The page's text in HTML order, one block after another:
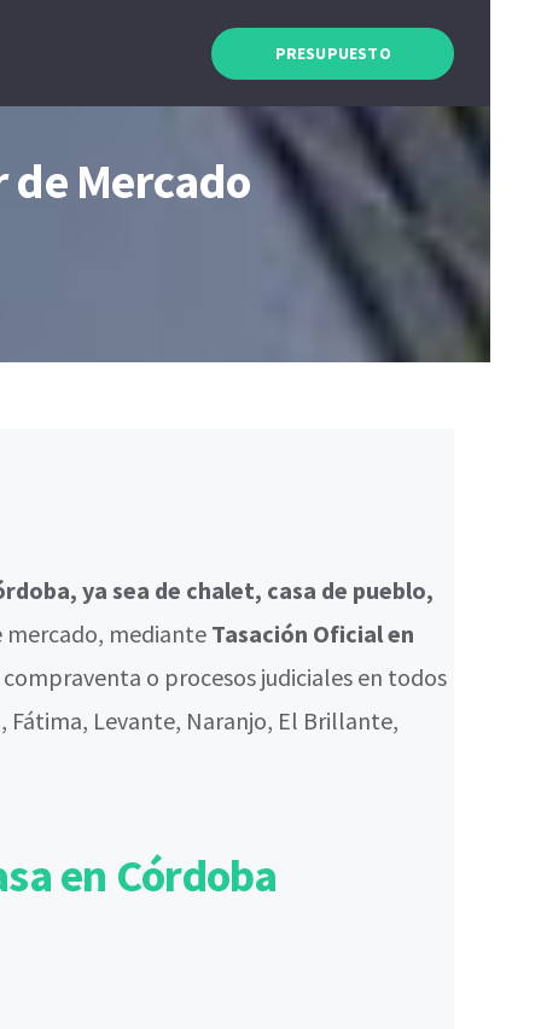
PRESUPUESTO
de Mercado
ya sea de chalet, casa de pueblo,
mediante Tasación Oficial en
o procesos judiciales en todos
Fátima, Levante, Naranjo, El Brillante,
en Córdoba